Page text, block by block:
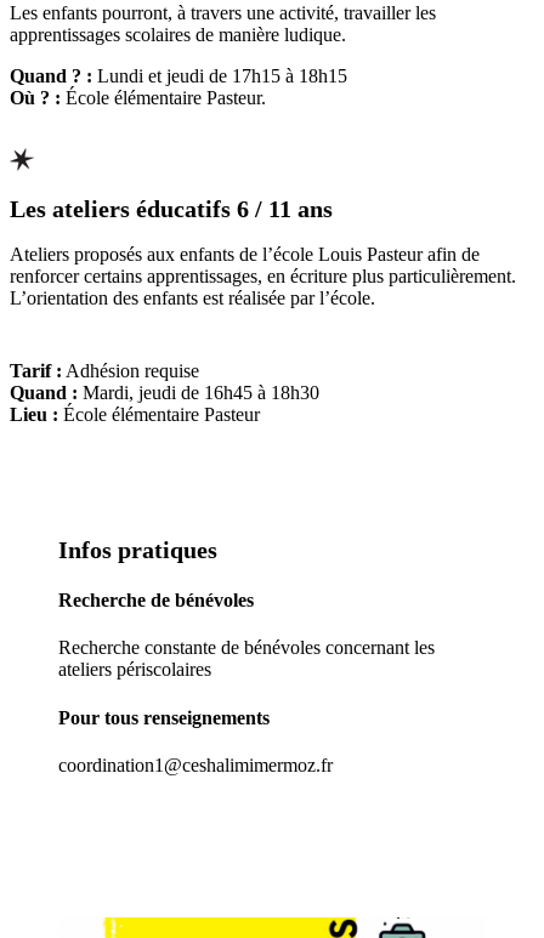
Les enfants pourront, à travers une activité, travailler les
apprentissages scolaires de manière ludique.
Quand ? : Lundi et jeudi de 17h15 à 18h15
Où ? : École élémentaire Pasteur.
Les ateliers éducatifs 6 / 11 ans
Ateliers proposés aux enfants de l’école Louis Pasteur afin de
renforcer certains apprentissages, en écriture plus particulièrement.
L’orientation des enfants est réalisée par l’école.
Tarif : Adhésion requise
Quand : Mardi, jeudi de 16h45 à 18h30
Lieu : École élémentaire Pasteur
Infos pratiques
Recherche de bénévoles
Recherche constante de bénévoles concernant les
ateliers périscolaires
Pour tous renseignements
coordination1@ceshalimimermoz.fr